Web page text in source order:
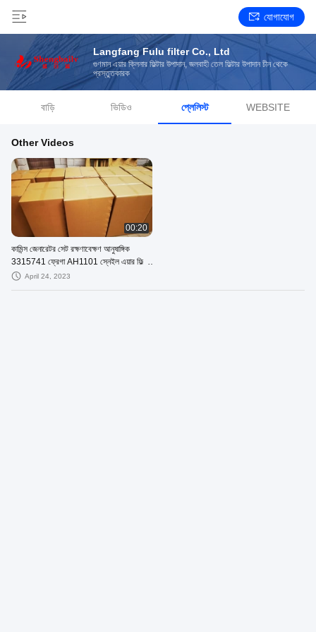
যোগাযোগ
Langfang Fulu filter Co., Ltd
গুণমান এয়ার ক্লিনার ফিল্টার উপাদান, জলবাহী তেল ফিল্টার উপাদান চীন থেকে
প্রস্তুতকারক
বাড়ি ভিডিও প্লেলিস্ট WEBSITE
Other Videos
00:20
কামিন্স জেনারেটর সেট রক্ষণাবেক্ষণ আনুষাঙ্গিক
3315741 ফ্রেগা AH1101 স্নেইল এয়ার ফিল্টার
AH1100
April 24, 2023